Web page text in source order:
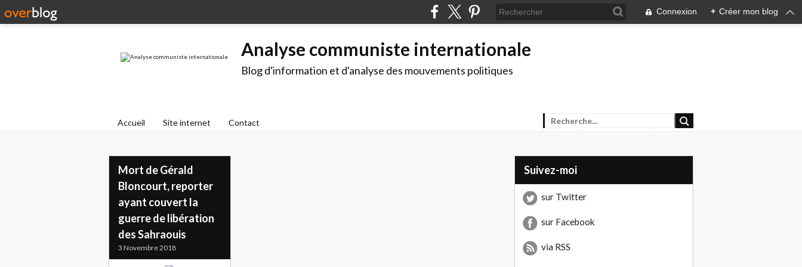
Connexion + Créer mon blog
Analyse communiste internationale
Blog d'information et d'analyse des mouvements politiques
Accueil Site internet Contact
Mort de Gérald
Bloncourt, reporter
ayant couvert la
guerre de libération
des Sahraouis
3 Novembre 2018
Suivez-moi
sur Twitter
sur Facebook
via RSS